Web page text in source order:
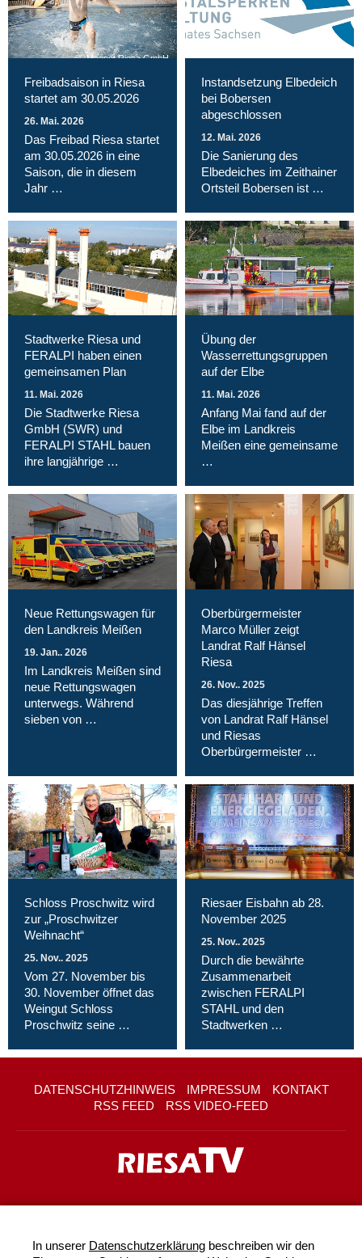
Magnet Riesa GmbH
Freibadsaison in Riesa
startet am 30.05.2026
26. Mai. 2026
Das Freibad Riesa startet
am 30.05.2026 in eine
Saison, die in diesem
Jahr …
Instandsetzung Elbedeich
bei Bobersen
abgeschlossen
12. Mai. 2026
Die Sanierung des
Elbedeiches im Zeithainer
Ortsteil Bobersen ist …
Stadtwerke Riesa und
FERALPI haben einen
gemeinsamen Plan
11. Mai. 2026
Die Stadtwerke Riesa
GmbH (SWR) und
FERALPI STAHL bauen
ihre langjährige …
Übung der
Wasserrettungsgruppen
auf der Elbe
11. Mai. 2026
Anfang Mai fand auf der
Elbe im Landkreis
Meißen eine gemeinsame
…
Neue Rettungswagen für
den Landkreis Meißen
19. Jan.. 2026
Im Landkreis Meißen sind
neue Rettungswagen
unterwegs. Während
sieben von …
Oberbürgermeister
Marco Müller zeigt
Landrat Ralf Hänsel
Riesa
26. Nov.. 2025
Das diesjährige Treffen
von Landrat Ralf Hänsel
und Riesas
Oberbürgermeister …
Schloss Proschwitz wird
zur „Proschwitzer
Weihnacht“
25. Nov.. 2025
Vom 27. November bis
30. November öffnet das
Weingut Schloss
Proschwitz seine …
Riesaer Eisbahn ab 28.
November 2025
25. Nov.. 2025
Durch die bewährte
Zusammenarbeit
zwischen FERALPI
STAHL und den
Stadtwerken …
DATENSCHUTZHINWEIS IMPRESSUM
KONTAKT
RSS FEED
RSS VIDEO-FEED
In unserer Datenschutzerklärung beschreiben wir den